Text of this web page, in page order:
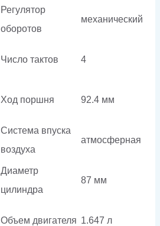
Регулятор
оборотов
механический
Число тактов 4
Ход поршня 92.4 мм
Система впуска
воздуха
атмосферная
Диаметр
цилиндра
87 мм
Объем двигателя 1.647 л